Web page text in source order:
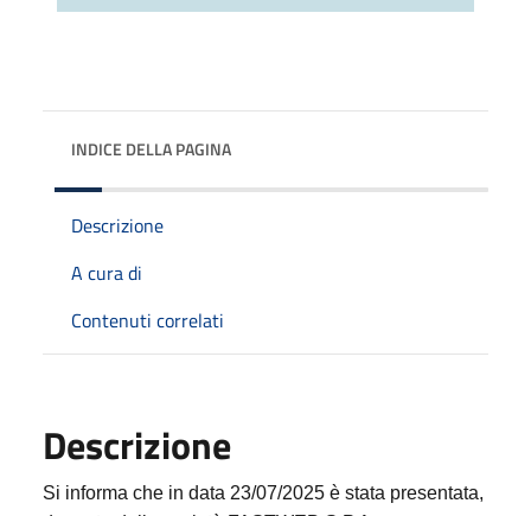
INDICE DELLA PAGINA
Descrizione
A cura di
Contenuti correlati
Descrizione
Si informa che in data 23/07/2025 è stata presentata,